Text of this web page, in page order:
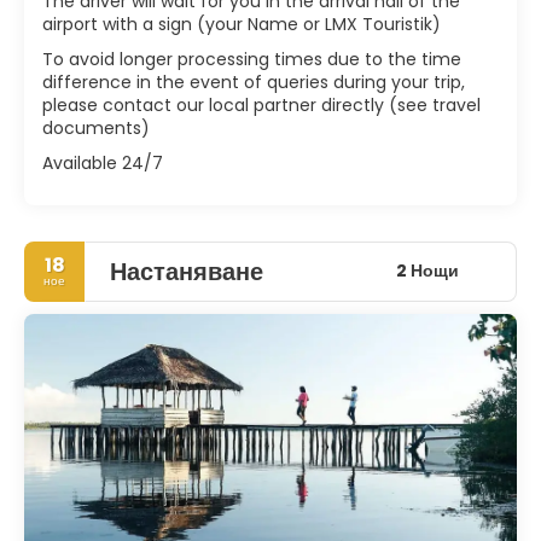
airport with a sign (your Name or LMX Touristik)
To avoid longer processing times due to the time
difference in the event of queries during your trip,
please contact our local partner directly (see travel
documents)
Available 24/7
18
ное Настаняване 2 Нощи